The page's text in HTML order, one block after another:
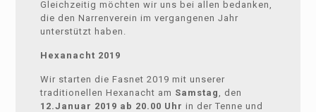
Gleichzeitig möchten wir uns bei allen bedanken,
die den Narrenverein im vergangenen Jahr
unterstützt haben.
Hexanacht 2019
Wir starten die Fasnet 2019 mit unserer
traditionellen Hexanacht am Samstag, den
12.Januar 2019 ab 20.00 Uhr in der Tenne und